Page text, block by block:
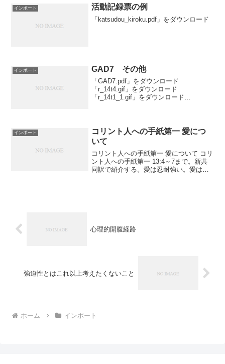
り、その結果、患者の死亡...
インポート 活動記録票の例
「katsudou_kiroku.pdf」をダウンロード
インポート GAD7 その他
「GAD7.pdf」をダウンロード
「r_14t4.gif」をダウンロード
「r_14t1_1.gif」をダウンロード
インポート
コリント人への手紙第一 愛につ
いて
コリント人への手紙第一 愛について コリ
ント人への手紙第一 13:4～7まで。新共
同訳で紹介する。愛は忍耐強い。愛は情
心理的開腹経路
強迫性とはこれ以上考えたくないこと
ホーム インポート